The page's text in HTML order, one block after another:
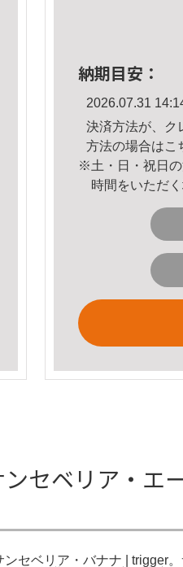
納期目安：
2026.07.31
決済方法が、ク
方法の場合はこ
※土・日・祝日
時間をいただ
セベリア・エ
セベリア・バナナ | trigger